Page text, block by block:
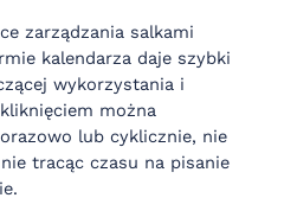
zarządzania salkami
kalendarza daje szybki
wykorzystania i
można
lub cyklicznie, nie
tracąc czasu na pisanie